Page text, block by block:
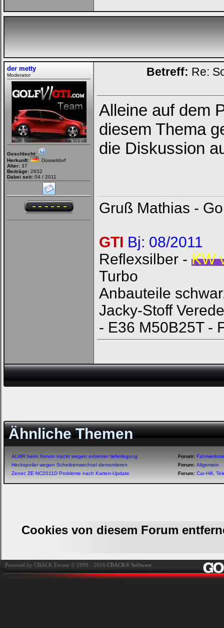
der metty
Moderator
Geschlecht:
Herkunft:
Düsseldorf
Alter: 37
Beiträge: 2632
Dabei seit: 04 / 2011
Betreff: Re:
Alleine auf dem
diesem Thema
die Diskussion
Gruß Mathias -
GTI Bj: 08/2011
Reflexsilber - KW
Turbo
Anbauteile
Jacky-Stoff
- E36 M50B25T -
Ähnliche Themen
ALWR beim Xenon muckt wegen extremer tieferlegung Forum:
Heckspoiler wegen Scheibenwechsel demontieren
Forum: Allgemein
Zenec ZE-NC2011D Probleme nach Karten-Update
Forum: Car-Hifi,
Cookies von diesem Forum
Powered by CBACK Forum © 1999 - 2026CBACK® Software